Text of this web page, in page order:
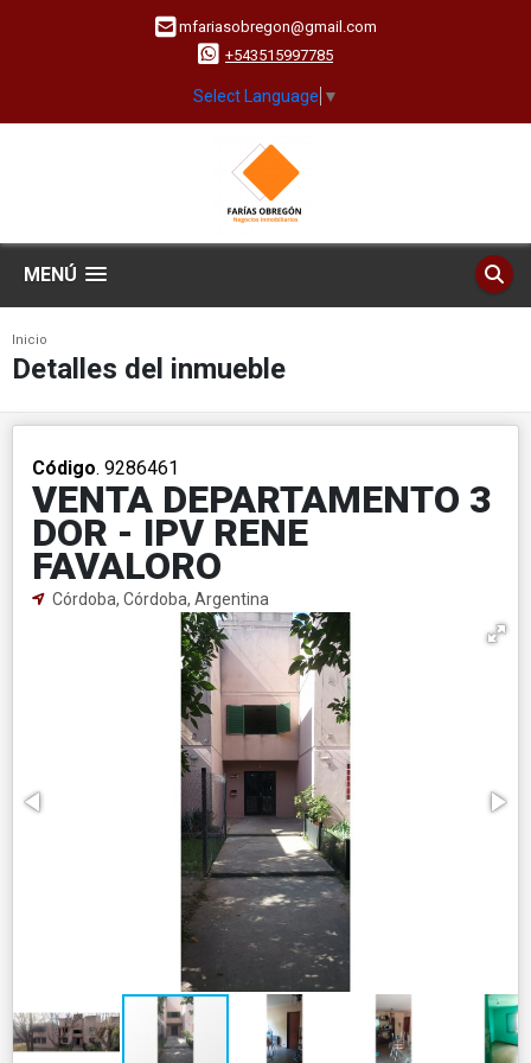
mfariasobregon@gmail.com
+543515997785
Select Language ▼
MENÚ
Inicio
Detalles del inmueble
Código. 9286461
VENTA DEPARTAMENTO 3
DOR - IPV RENE
FAVALORO
Córdoba, Córdoba, Argentina